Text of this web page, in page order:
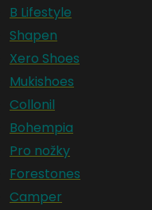
B Lifestyle
Shapen
Xero Shoes
Mukishoes
Collonil
Bohempia
Pro nožky
Forestones
Camper